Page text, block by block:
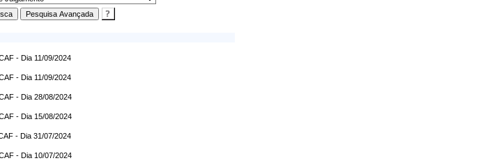
- Dia 11/09/2024
- Dia 11/09/2024
- Dia 28/08/2024
- Dia 15/08/2024
- Dia 31/07/2024
- Dia 10/07/2024